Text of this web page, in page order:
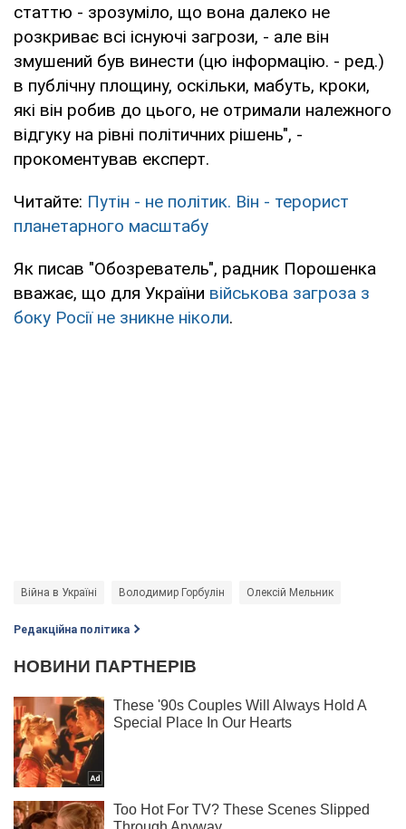
статтю - зрозуміло, що вона далеко не
розкриває всі існуючі загрози, - але він
змушений був винести (цю інформацію. - ред.)
в публічну площину, оскільки, мабуть, кроки,
які він робив до цього, не отримали належного
відгуку на рівні політичних рішень", -
прокоментував експерт.
Читайте: Путін - не політик. Він - терорист
планетарного масштабу
Як писав "Обозреватель", радник Порошенка
вважає, що для України військова загроза з
боку Росії не зникне ніколи.
Війна в Україні Володимир Горбулін Олексій Мельник
Редакційна політика